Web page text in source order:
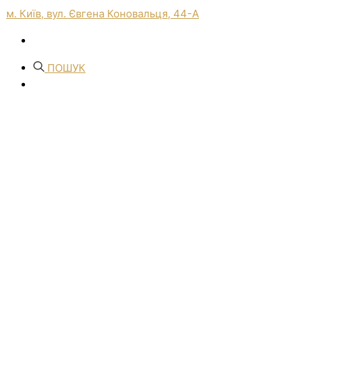
м. Київ, вул. Євгена Коновальця, 44-А
ПОШУК